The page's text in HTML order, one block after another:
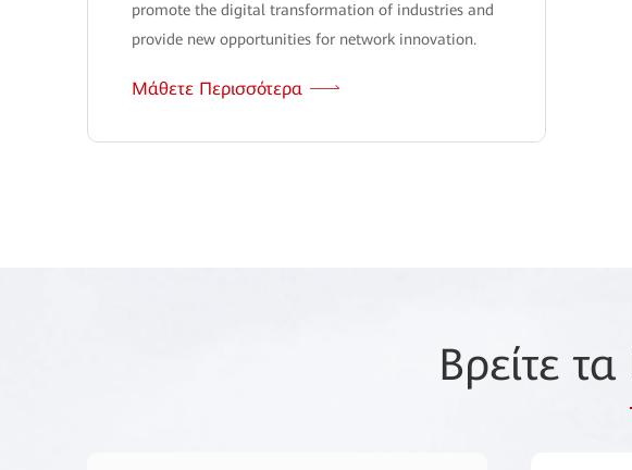
promote the digital transformation of industries and
provide new opportunities for network innovation.
Μάθετε Περισσότερα
Βρείτε τα